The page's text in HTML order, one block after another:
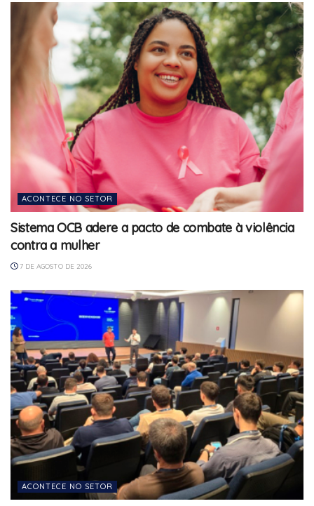
ACONTECE NO SETOR
Sistema OCB adere a pacto de combate à violência
contra a mulher
7 DE AGOSTO DE 2026
ACONTECE NO SETOR